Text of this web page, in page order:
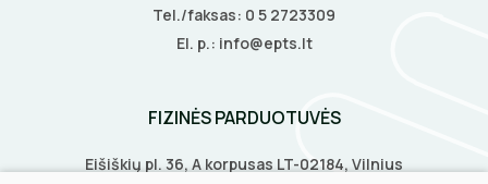
Tel./faksas: 0 5 2723309
El. p.: info@epts.lt
FIZINĖS PARDUOTUVĖS
Eišiškių pl. 36, A korpusas LT-02184, Vilnius